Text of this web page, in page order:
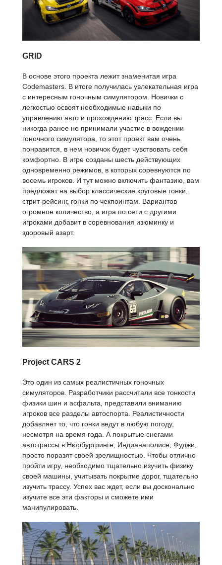
GRID
В основе этого проекта лежит знаменитая игра
Codemasters. В итоге получилась увлекательная игра
с интересным гоночным симулятором. Новички с
легкостью освоят необходимые навыки по
управлению авто и прохождению трасс. Если вы
никогда ранее не принимали участие в вождении
гоночного симулятора, то этот проект вам очень
понравится, в нем новичок будет чувствовать себя
комфортно. В игре созданы шесть действующих
одновременно режимов, в которых соревнуются по
восемь игроков. И тут можно включить фантазию, вам
предложат на выбор классические круговые гонки,
стрит-рейсинг, гонки по чекпоинтам. Вариантов
огромное количество, а игра по сети с другими
игроками добавит в соревнования изюминку и
здоровый азарт.
Project CARS 2
Это один из самых реалистичных гоночных
симуляторов. Разработчики рассчитали все тонкости
физики шин и асфальта, представили вниманию
игроков все разделы автоспорта. Реалистичности
добавляет то, что гонки ведут в любую погоду,
несмотря на время года. А покрытые снегами
автотрассы в Нюрбургринге, Индианаполисе, Фуджи,
просто поразят своей зрелищностью. Чтобы отлично
пройти игру, необходимо тщательно изучить физику
своей машины, учитывать покрытие дорог, тщательно
изучить трассу. Успех вас ждет, если вы досконально
изучите все эти факторы и сможете ими
манипулировать.